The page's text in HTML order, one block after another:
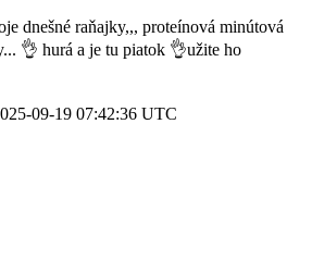
dnešné raňajky,,, proteínová minútová
👌 hurá a je tu piatok 👌užite ho
09-19 07:42:36 UTC